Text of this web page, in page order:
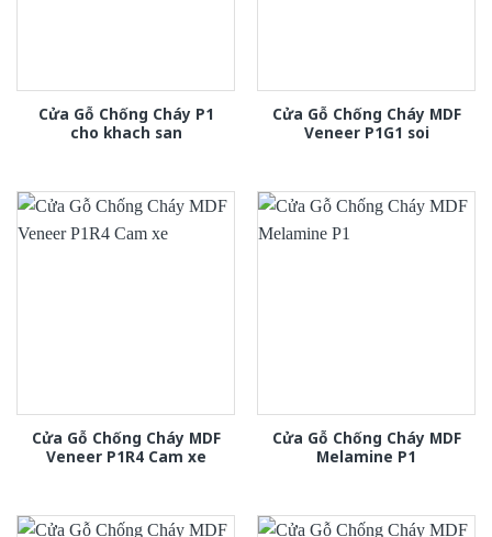
Cửa Gỗ Chống Cháy P1
cho khach san
Cửa Gỗ Chống Cháy MDF
Veneer P1G1 soi
Cửa Gỗ Chống Cháy MDF
Veneer P1R4 Cam xe
Cửa Gỗ Chống Cháy MDF
Melamine P1